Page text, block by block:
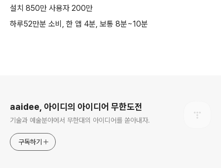
설치 850만 사용자 200만
하루52만분 소비, 한 앱 4분, 보통 8분~10분
aaidee, 아이디의 아이디어 무한도전
기술과 예술분야에서 무한대의 아이디어를 쏟아내자.
구독하기